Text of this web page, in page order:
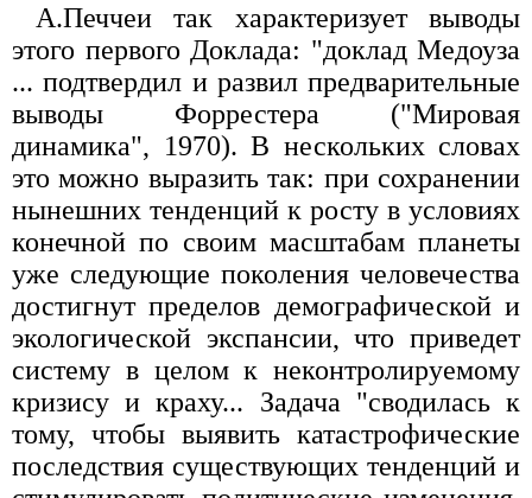
А.Печчеи так характеризует выводы
этого первого Доклада: "доклад Медоуза
... подтвердил и развил предварительные
выводы Форрестера ("Мировая
динамика", 1970). В нескольких словах
это можно выразить так: при сохранении
нынешних тенденций к росту в условиях
конечной по своим масштабам планеты
уже следующие поколения человечества
достигнут пределов демографической и
экологической экспансии, что приведет
систему в целом к неконтролируемому
кризису и краху... Задача "сводилась к
тому, чтобы выявить катастрофические
последствия существующих тенденций и